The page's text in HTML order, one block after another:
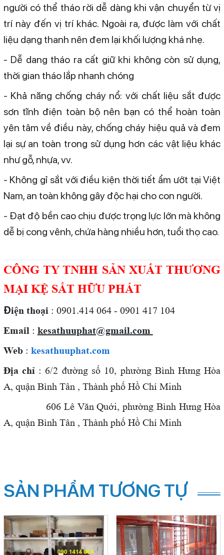
người có thể tháo rời dễ dàng khi vận chuyển từ vị
trí này đến vị trí khác. Ngoài ra, được làm với chất
liệu dạng thanh nên đem lại khối lượng khá nhẹ.
- Dễ dang tháo ra cất giữ khi không còn sử dụng,
thời gian tháo lắp nhanh chóng
- Khả năng chống cháy nổ: với chất liệu sắt được
sơn tĩnh điện toàn bộ nên bạn có thể hoàn toàn
yên tâm về điều này, chống cháy hiệu quả và đem
lại sự an toàn trong sử dụng hơn các vật liệu khác
như gỗ, nhựa, vv.
- Không gỉ sắt với điều kiện thời tiết ẩm ướt tại Việt
Nam, an toàn không gây độc hại cho con người.
- Đạt độ bền cao chịu được trọng lực lớn mà không
dễ bị cong vênh, chứa hàng nhiều hơn, tuổi thọ cao.
CÔNG TY TNHH SẢN XUẤT THƯƠNG
MẠI KỆ SẮT HỮU PHÁT
Điện thoại : 0901.414 064 - 0901 417 104
Email : kesathuuphat@gmail.com
Web : kesathuuphat.com
Địa chỉ : 6/2 đường số 10, phường Bình Hưng Hòa
A, quận Bình Tân , Thành phố Hồ Chí Minh
606 Lê Văn Quới, phường Bình Hưng Hòa
A, quận Bình Tân , Thành phố Hồ Chí Minh
SẢN PHẨM TƯƠNG TỰ